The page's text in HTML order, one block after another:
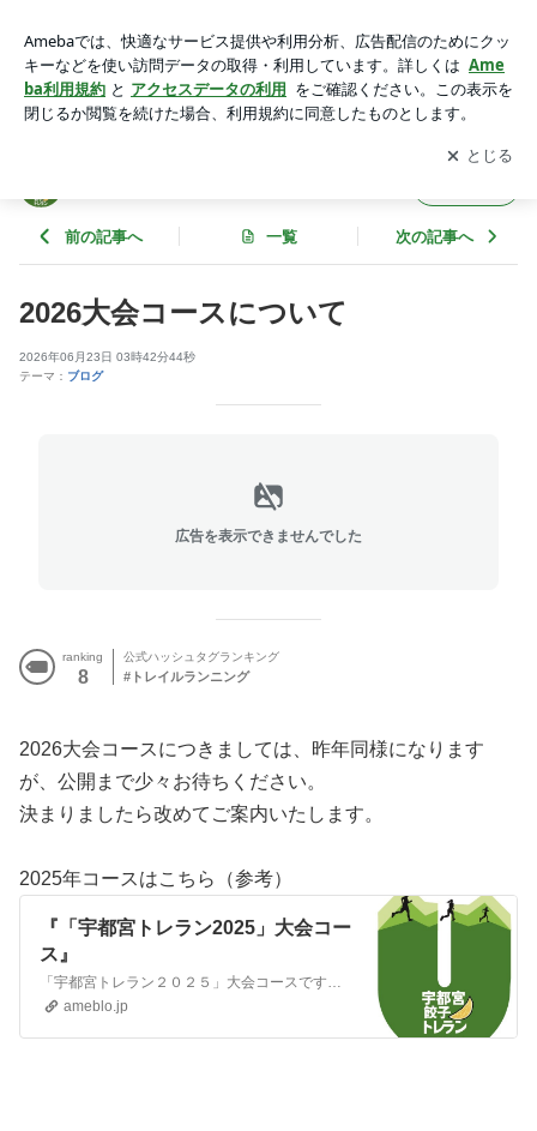
アプリをダウンロードして ブログの更新通知
を受け取りまし
ょう。
開く
前の記事へ 一覧 次の記事へ
2026大会コースについて
2026年06月23日 03時42分44秒
テーマ： ブログ
広告を表示できませんでした
ranking
8
公式ハッシュタグランキング
トレイルランニング
2026大会コースにつきましては、昨年同様になります
が、公開まで少々お待ちください。
決まりましたら改めてご案内いたします。
2025年コースはこちら（参考）
『「宇都宮トレラン2025」大会コー
ス』
「宇都宮トレラン２０２５」大会コースです！ロング36ｋｍ ミドル21ｋｍ ショート8km ビギナー4kmの４カテゴリでの開催です！●ロング 上級者向け 急峻…
ameblo.jp